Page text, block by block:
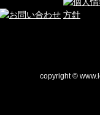
copyright ©